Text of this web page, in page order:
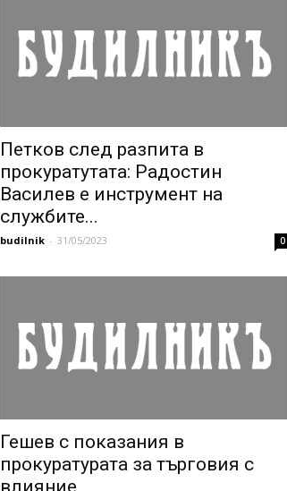
Петков след разпита в
прокуратутата: Радостин
Василев е инструмент на
службите...
budilnik - 31/05/2023 0
Гешев с показания в
прокуратурата за търговия с
влияние